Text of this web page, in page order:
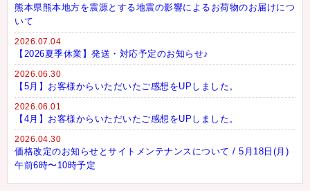
熊本県熊本地方を震源とする地震の影響によるお荷物のお届けにつ
いて
2026.07.04
【2026夏季休業】発送・対応予定のお知らせ♪
2026.06.30
【5月】お客様からいただいたご感想をUPしました。
2026.06.01
【4月】お客様からいただいたご感想をUPしました。
2026.04.30
価格改定のお知らせとサイトメンテナンスについて / 5月18日(月)
午前6時〜10時予定